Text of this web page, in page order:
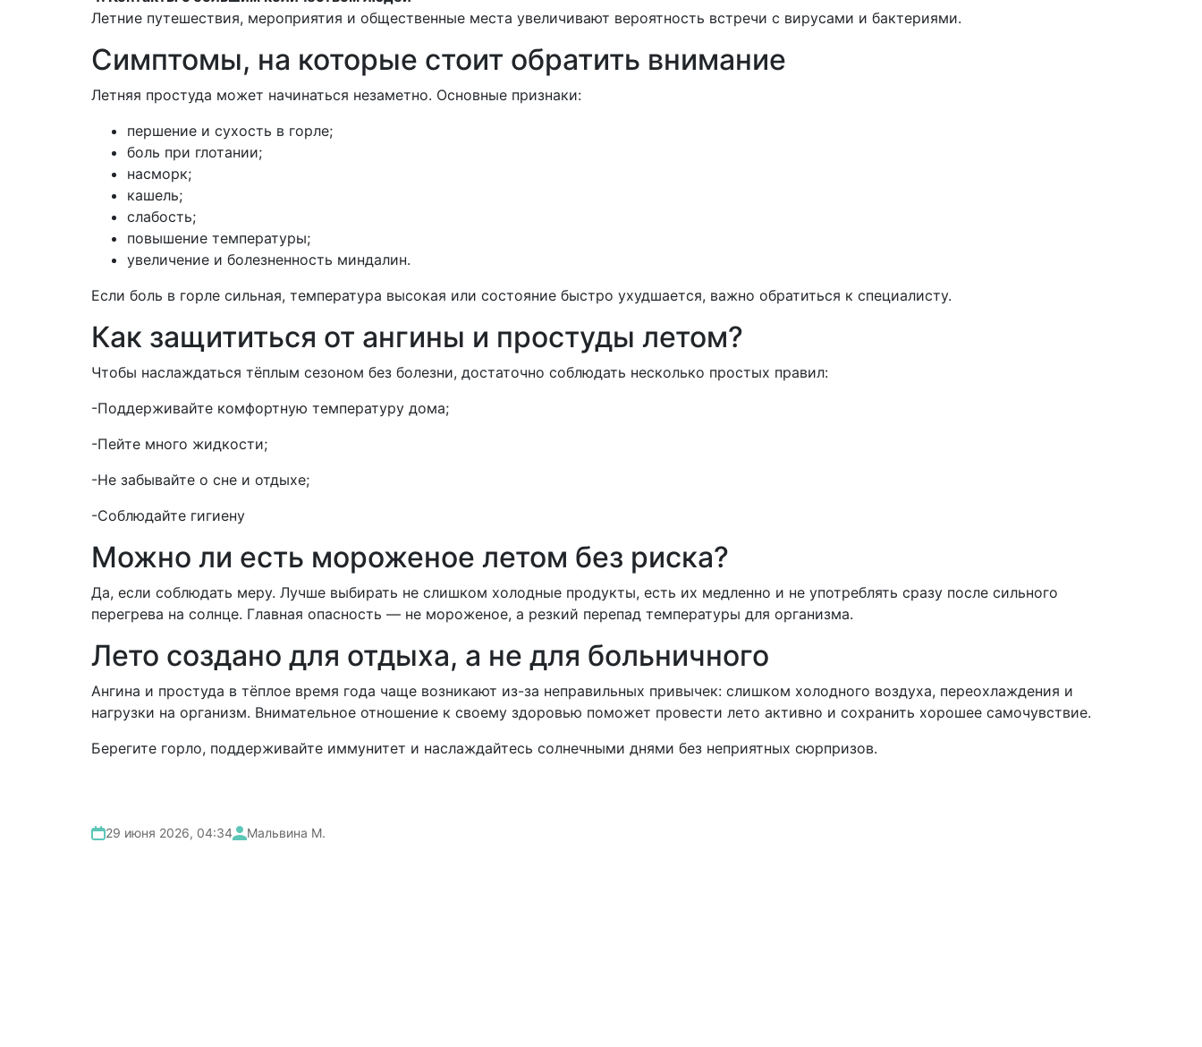
Летние путешествия, мероприятия и общественные места увеличивают вероятность встречи с вирусами и бактериями.
Симптомы, на которые стоит обратить внимание
Летняя простуда может начинаться незаметно. Основные признаки:
першение и сухость в горле;
боль при глотании;
насморк;
кашель;
слабость;
повышение температуры;
увеличение и болезненность миндалин.
Если боль в горле сильная, температура высокая или состояние быстро ухудшается, важно обратиться к специалисту.
Как защититься от ангины и простуды летом?
Чтобы наслаждаться тёплым сезоном без болезни, достаточно соблюдать несколько простых правил:
-Поддерживайте комфортную температуру дома;
-Пейте много жидкости;
-Не забывайте о сне и отдыхе;
-Соблюдайте гигиену
Можно ли есть мороженое летом без риска?
Да, если соблюдать меру. Лучше выбирать не слишком холодные продукты, есть их медленно и не употреблять сразу после сильного
перегрева на солнце. Главная опасность — не мороженое, а резкий перепад температуры для организма.
Лето создано для отдыха, а не для больничного
Ангина и простуда в тёплое время года чаще возникают из-за неправильных привычек: слишком холодного воздуха, переохлаждения и
нагрузки на организм. Внимательное отношение к своему здоровью поможет провести лето активно и сохранить хорошее самочувствие.
Берегите горло, поддерживайте иммунитет и наслаждайтесь солнечными днями без неприятных сюрпризов.
29 июня 2026, 04:34 Мальвина М.